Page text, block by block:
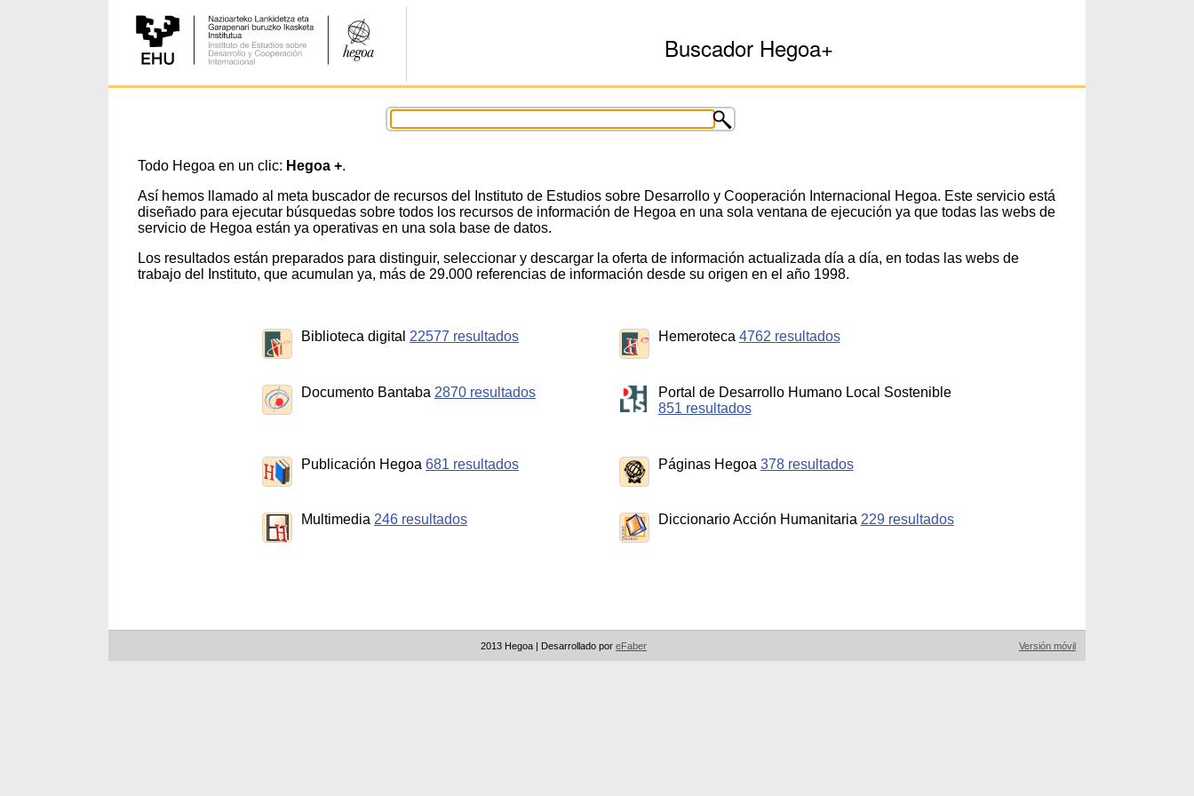
Buscador Hegoa+
Todo Hegoa en un clic: Hegoa +.
Así hemos llamado al meta buscador de recursos del Instituto de Estudios sobre Desarrollo y Cooperación Internacional Hegoa. Este servicio está
diseñado para ejecutar búsquedas sobre todos los recursos de información de Hegoa en una sola ventana de ejecución ya que todas las webs de
servicio de Hegoa están ya operativas en una sola base de datos.
Los resultados están preparados para distinguir, seleccionar y descargar la oferta de información actualizada día a día, en todas las webs de
trabajo del Instituto, que acumulan ya, más de 29.000 referencias de información desde su origen en el año 1998.
Biblioteca digital 22577 resultados Hemeroteca 4762 resultados
Documento Bantaba 2870 resultados
Portal de Desarrollo Humano Local Sostenible
851 resultados
Publicación Hegoa 681 resultados Páginas Hegoa 378 resultados
Multimedia 246 resultados Diccionario Acción Humanitaria 229 resultados
2013 Hegoa | Desarrollado por eFaber Versión móvil